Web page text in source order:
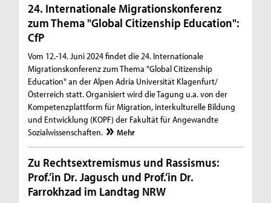
24. Internationale Migrationskonferenz
zum Thema "Global Citizenship Education":
CfP
Vom 12.-14. Juni 2024 findet die 24. Internationale
Migrationskonferenz zum Thema "Global Citizenship
Education" an der Alpen Adria Universität Klagenfurt/
Österreich statt. Organisiert wird die Tagung u.a. von der
Kompetenzplattform für Migration, interkulturelle Bildung
und Entwicklung (KOPF) der Fakultät für Angewandte
Sozialwissenschaften.
Mehr
Zu Rechtsextremismus und Rassismus:
Prof.‘in Dr. Jagusch und Prof.‘in Dr.
Farrokhzad im Landtag NRW